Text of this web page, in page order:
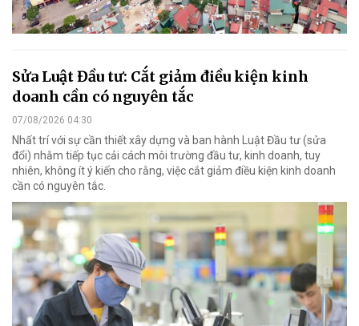
Sửa Luật Đầu tư: Cắt giảm điều kiện kinh
doanh cần có nguyên tắc
07/08/2026 04:30
Nhất trí với sự cần thiết xây dựng và ban hành Luật Đầu tư (sửa
đổi) nhằm tiếp tục cải cách môi trường đầu tư, kinh doanh, tuy
nhiên, không ít ý kiến cho rằng, việc cắt giảm điều kiện kinh doanh
cần có nguyên tắc.